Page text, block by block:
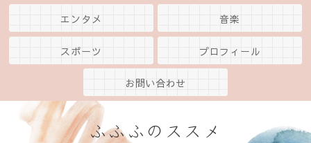
ふふふのススメ
エンタメ 音楽
スポーツ プロフィール
お問い合わせ